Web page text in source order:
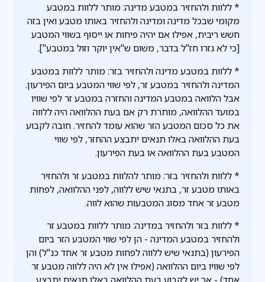
* ללוות ולהחזיר במטבע מדינה: מותר ללוות במטבע
מקומי שבכל מדינה ומדינה ולהחזיר באותו מטבע ואין בזה
חשש ריבית, אפילו אם יהיה פיחות או ייסוּף בשווי המטבע
[כי לא גזרו חז"ל בדבר, משום ש"אין יוקר וזול במטבע"].
* ללוות במטבע מדינה ולהחזיר בזר: מותר ללוות במטבע
המדינה ולהחזיר במטבע זר, לפי שווי המטבע ביום הפירעון.
אבל הלוואה במטבע המדינה והחזרה במטבע זר לפי שוויו
במועד ההלוואה, מותרת רק אם בעת ההלוואה היה ללווה
את כל סכום המטבע הזר שהוא עומד להחזיר. חובה לקבוע
בעת ההלוואה באלו תנאים יתבצע ההחזר, לפי שווי
המטבע בעת ההלוואה או בעת הפירעון.
* ללוות ולהחזיר בזר: מותר להלוות במטבע זר ולהחזיר
באותו מטבע זר, בתנאי שיש ללווה, לפני ההלוואה, לפחות
מטבע זר אחד מסוג המטבעות שהוא לווה.
* ללוות בזר ולהחזיר במדינה: מותר ללוות במטבע זר
ולהחזיר במטבע המדינה - הן לפי שווי המטבע הזר ביום
הפירעון (בתנאי שיש ללווה לפחות מטבע זר אחד כנ"ל) והן
לפי שוויו ביום ההלוואה (אפילו אין לא היה ללווה מטבע זר